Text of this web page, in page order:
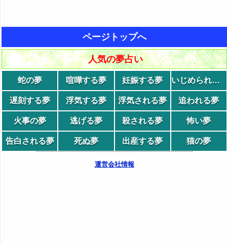
ページトップへ
人気の夢占い
蛇の夢 喧嘩する夢 妊娠する夢 いじめられる夢
遅刻する夢 浮気する夢 浮気される夢 追われる夢
火事の夢 逃げる夢 殺される夢 怖い夢
告白される夢 死ぬ夢 出産する夢 猫の夢
運営会社情報